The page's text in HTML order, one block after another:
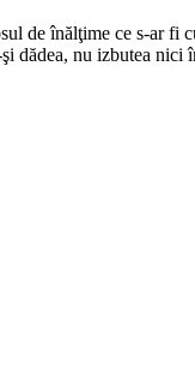
de înălţime ce s-ar fi
dădea, nu izbutea